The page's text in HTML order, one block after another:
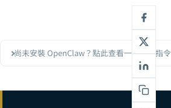
尚未安裝 OpenClaw？點此查看一鍵安裝指令